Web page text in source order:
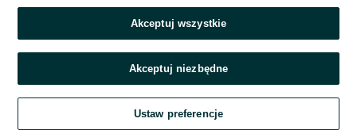
Akceptuj wszystkie
Akceptuj niezbędne
Ustaw preferencje